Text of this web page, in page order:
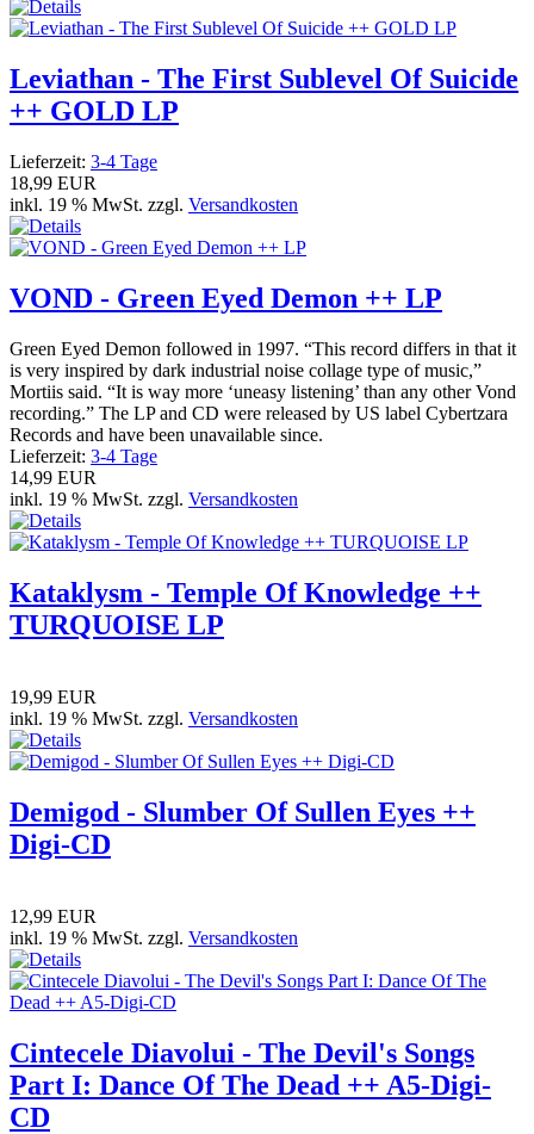
Leviathan - The First Sublevel Of Suicide
++ GOLD LP
Lieferzeit: 3-4 Tage
18,99 EUR
inkl. 19 % MwSt. zzgl. Versandkosten
VOND - Green Eyed Demon ++ LP
Green Eyed Demon followed in 1997. “This record differs in that it
is very inspired by dark industrial noise collage type of music,”
Mortiis said. “It is way more ‘uneasy listening’ than any other Vond
recording.” The LP and CD were released by US label Cybertzara
Records and have been unavailable since.
Lieferzeit: 3-4 Tage
14,99 EUR
inkl. 19 % MwSt. zzgl. Versandkosten
Kataklysm - Temple Of Knowledge ++
TURQUOISE LP
19,99 EUR
inkl. 19 % MwSt. zzgl. Versandkosten
Demigod - Slumber Of Sullen Eyes ++
Digi-CD
12,99 EUR
inkl. 19 % MwSt. zzgl. Versandkosten
Cintecele Diavolui - The Devil's Songs
Part I: Dance Of The Dead ++ A5-Digi-
CD